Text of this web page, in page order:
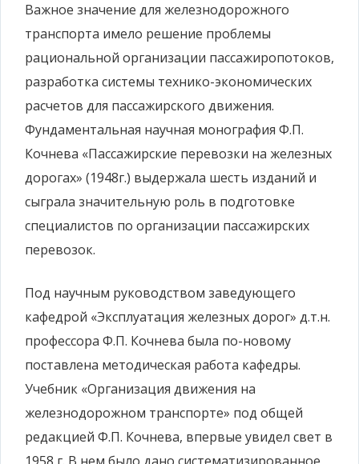
Важное значение для железнодорожного
транспорта имело решение проблемы
рациональной организации пассажиропотоков,
разработка системы технико-экономических
расчетов для пассажирского движения.
Фундаментальная научная монография Ф.П.
Кочнева «Пассажирские перевозки на железных
дорогах» (1948г.) выдержала шесть изданий и
сыграла значительную роль в подготовке
специалистов по организации пассажирских
перевозок.
Под научным руководством заведующего
кафедрой «Эксплуатация железных дорог» д.т.н.
профессора Ф.П. Кочнева была по-новому
поставлена методическая работа кафедры.
Учебник «Организация движения на
железнодорожном транспорте» под общей
редакцией Ф.П. Кочнева, впервые увидел свет в